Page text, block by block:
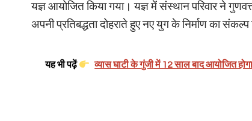
यज्ञ आयोजित किया गया। यज्ञ में संस्थान परिवार ने
अपनी प्रतिबद्धता दोहराते हुए नए युग के निर्माण का संकल्प
यह भी पढ़ें व्यास घाटी के गुंजी में 12 साल बाद आयोजित